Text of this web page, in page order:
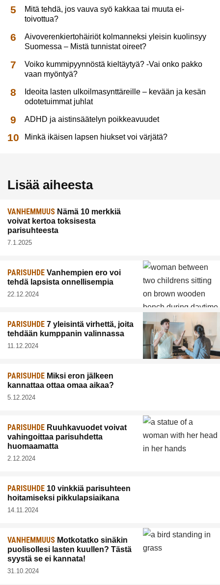
Mitä tehdä, jos vauva syö kakkaa tai muuta ei-
toivottua?
Aivoverenkiertohäiriöt kolmanneksi yleisin kuolinsyy
Suomessa – Mistä tunnistat oireet?
Voiko kummipyynnöstä kieltäytyä? -Vai onko pakko
vaan myöntyä?
Ideoita lasten ulkoilmasynttäreille – kevään ja kesän
odotetuimmat juhlat
ADHD ja aistinsäätelyn poikkeavuudet
Minkä ikäisen lapsen hiukset voi värjätä?
Lisää aiheesta
VANHEMMUUS Nämä 10 merkkiä
voivat kertoa toksisesta
parisuhteesta
7.1.2025
PARISUHDE Vanhempien ero voi
tehdä lapsista onnellisempia
22.12.2024
PARISUHDE 7 yleisintä virhettä, joita
tehdään kumppanin valinnassa
11.12.2024
PARISUHDE Miksi eron jälkeen
kannattaa ottaa omaa aikaa?
5.12.2024
PARISUHDE Ruuhkavuodet voivat
vahingoittaa parisuhdetta
huomaamatta
2.12.2024
PARISUHDE 10 vinkkiä parisuhteen
hoitamiseksi pikkulapsiaikana
14.11.2024
VANHEMMUUS Motkotatko sinäkin
puolisollesi lasten kuullen? Tästä
syystä se ei kannata!
31.10.2024